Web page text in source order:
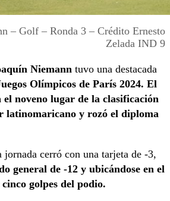
– Golf – Ronda 3 – Crédito Ernesto
Zelada IND 9
Niemann tuvo una destacada
Olímpicos de París 2024. El
noveno lugar de la clasificación
latinomaricano y rozó el diploma
cerró con una tarjeta de -3,
general de -12 y ubicándose en el
golpes del podio.